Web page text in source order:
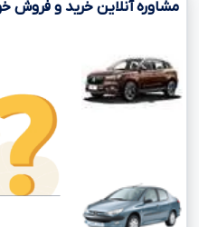
مشاوره آنلاین خرید و فروش